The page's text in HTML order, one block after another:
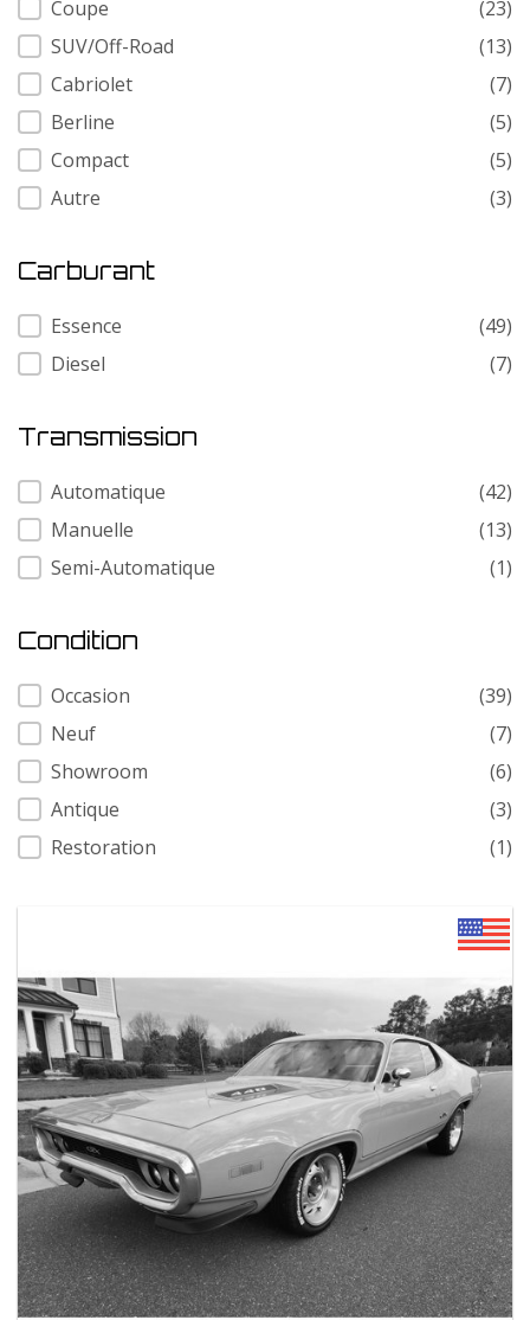
Carrosserie
Coupe
(23)
SUV/Off-Road
(13)
Cabriolet
(7)
Berline
(5)
Compact
(5)
Autre
(3)
Carburant
Carburant
Essence
(49)
Diesel
(7)
Transmission
Transmission
Automatique
(42)
Manuelle
(13)
Semi-Automatique
(1)
Condition
Condition
Occasion
(39)
Neuf
(7)
Showroom
(6)
Antique
(3)
Restoration
(1)